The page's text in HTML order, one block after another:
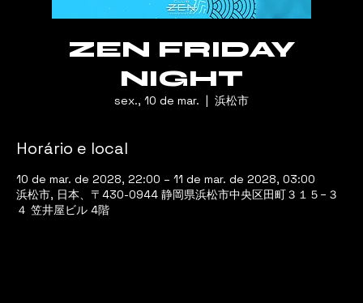
ZEN FRIDAY
NIGHT
sex., 10 de mar.
  |
浜松市
Horário e local
10 de mar. de 2028, 22:00 – 11 de mar. de 2028, 03:00
浜松市, 日本、〒430-0944 静岡県浜松市中央区田町３１５−３
４ 笠井屋ビル 4階